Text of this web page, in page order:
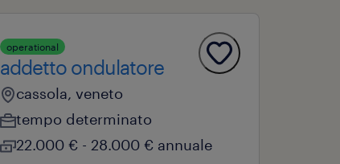
operational
addetto ondulatore
cassola, veneto
tempo determinato
22.000 € - 28.000 € annuale